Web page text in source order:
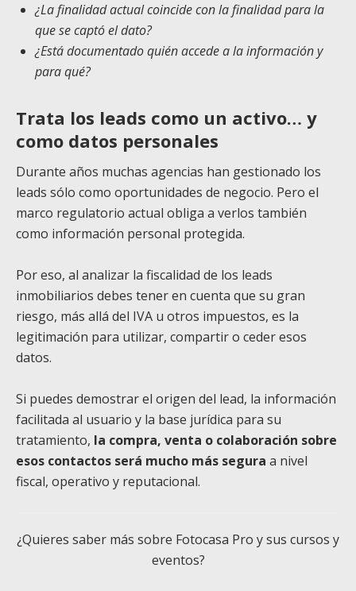
¿La finalidad actual coincide con la finalidad para la
que se captó el dato?
¿Está documentado quién accede a la información y
para qué?
Trata los leads como un activo… y
como datos personales
Durante años muchas agencias han gestionado los
leads sólo como oportunidades de negocio. Pero el
marco regulatorio actual obliga a verlos también
como información personal protegida.
Por eso, al analizar la fiscalidad de los leads
inmobiliarios debes tener en cuenta que su gran
riesgo, más allá del IVA u otros impuestos, es la
legitimación para utilizar, compartir o ceder esos
datos.
Si puedes demostrar el origen del lead, la información
facilitada al usuario y la base jurídica para su
tratamiento, la compra, venta o colaboración sobre
esos contactos será mucho más segura a nivel
fiscal, operativo y reputacional.
¿Quieres saber más sobre Fotocasa Pro y sus cursos y
eventos?